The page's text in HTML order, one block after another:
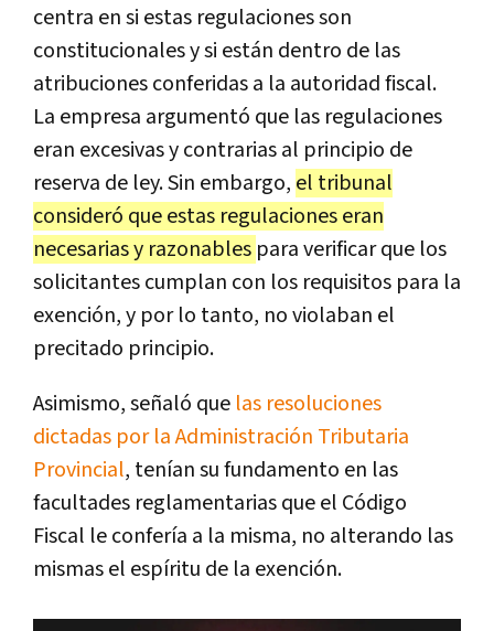
centra en si estas regulaciones son
constitucionales y si están dentro de las
atribuciones conferidas a la autoridad fiscal.
La empresa argumentó que las regulaciones
eran excesivas y contrarias al principio de
reserva de ley. Sin embargo, el tribunal
consideró que estas regulaciones eran
necesarias y razonables para verificar que los
solicitantes cumplan con los requisitos para la
exención, y por lo tanto, no violaban el
precitado principio.
Asimismo, señaló que las resoluciones
dictadas por la Administración Tributaria
Provincial, tenían su fundamento en las
facultades reglamentarias que el Código
Fiscal le confería a la misma, no alterando las
mismas el espíritu de la exención.